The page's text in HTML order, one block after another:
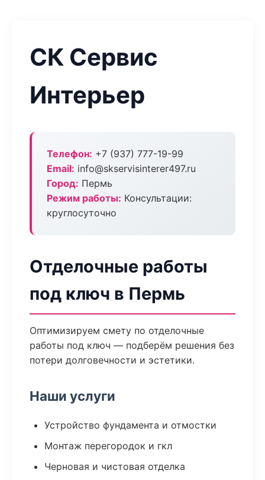
СК Сервис
Интерьер
Телефон: +7 (937) 777-19-99
Email: info@skservisinterer497.ru
Город: Пермь
Режим работы: Консультации:
круглосуточно
Отделочные работы
под ключ в Пермь
Оптимизируем смету по отделочные
работы под ключ — подберём решения без
потери долговечности и эстетики.
Наши услуги
Устройство фундамента и отмостки
Монтаж перегородок и гкл
Черновая и чистовая отделка